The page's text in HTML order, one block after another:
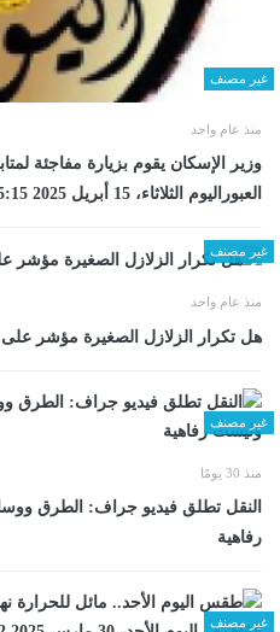
غير مصنف
منذ عام واحد
وزير الإسكان يقوم بزيارة مفاجئة
العبوراليوم الثلاثاء، 15 أبريل 2025 05:15 مـ
غير مصنف
منذ عام واحد
هل تكرار الزلازل الصغيرة مؤشر على
غير مصنف
منذ 30 يومًا
​النقل تطلق فيديو جراف: الطرق
رفاهية
غير مصنف